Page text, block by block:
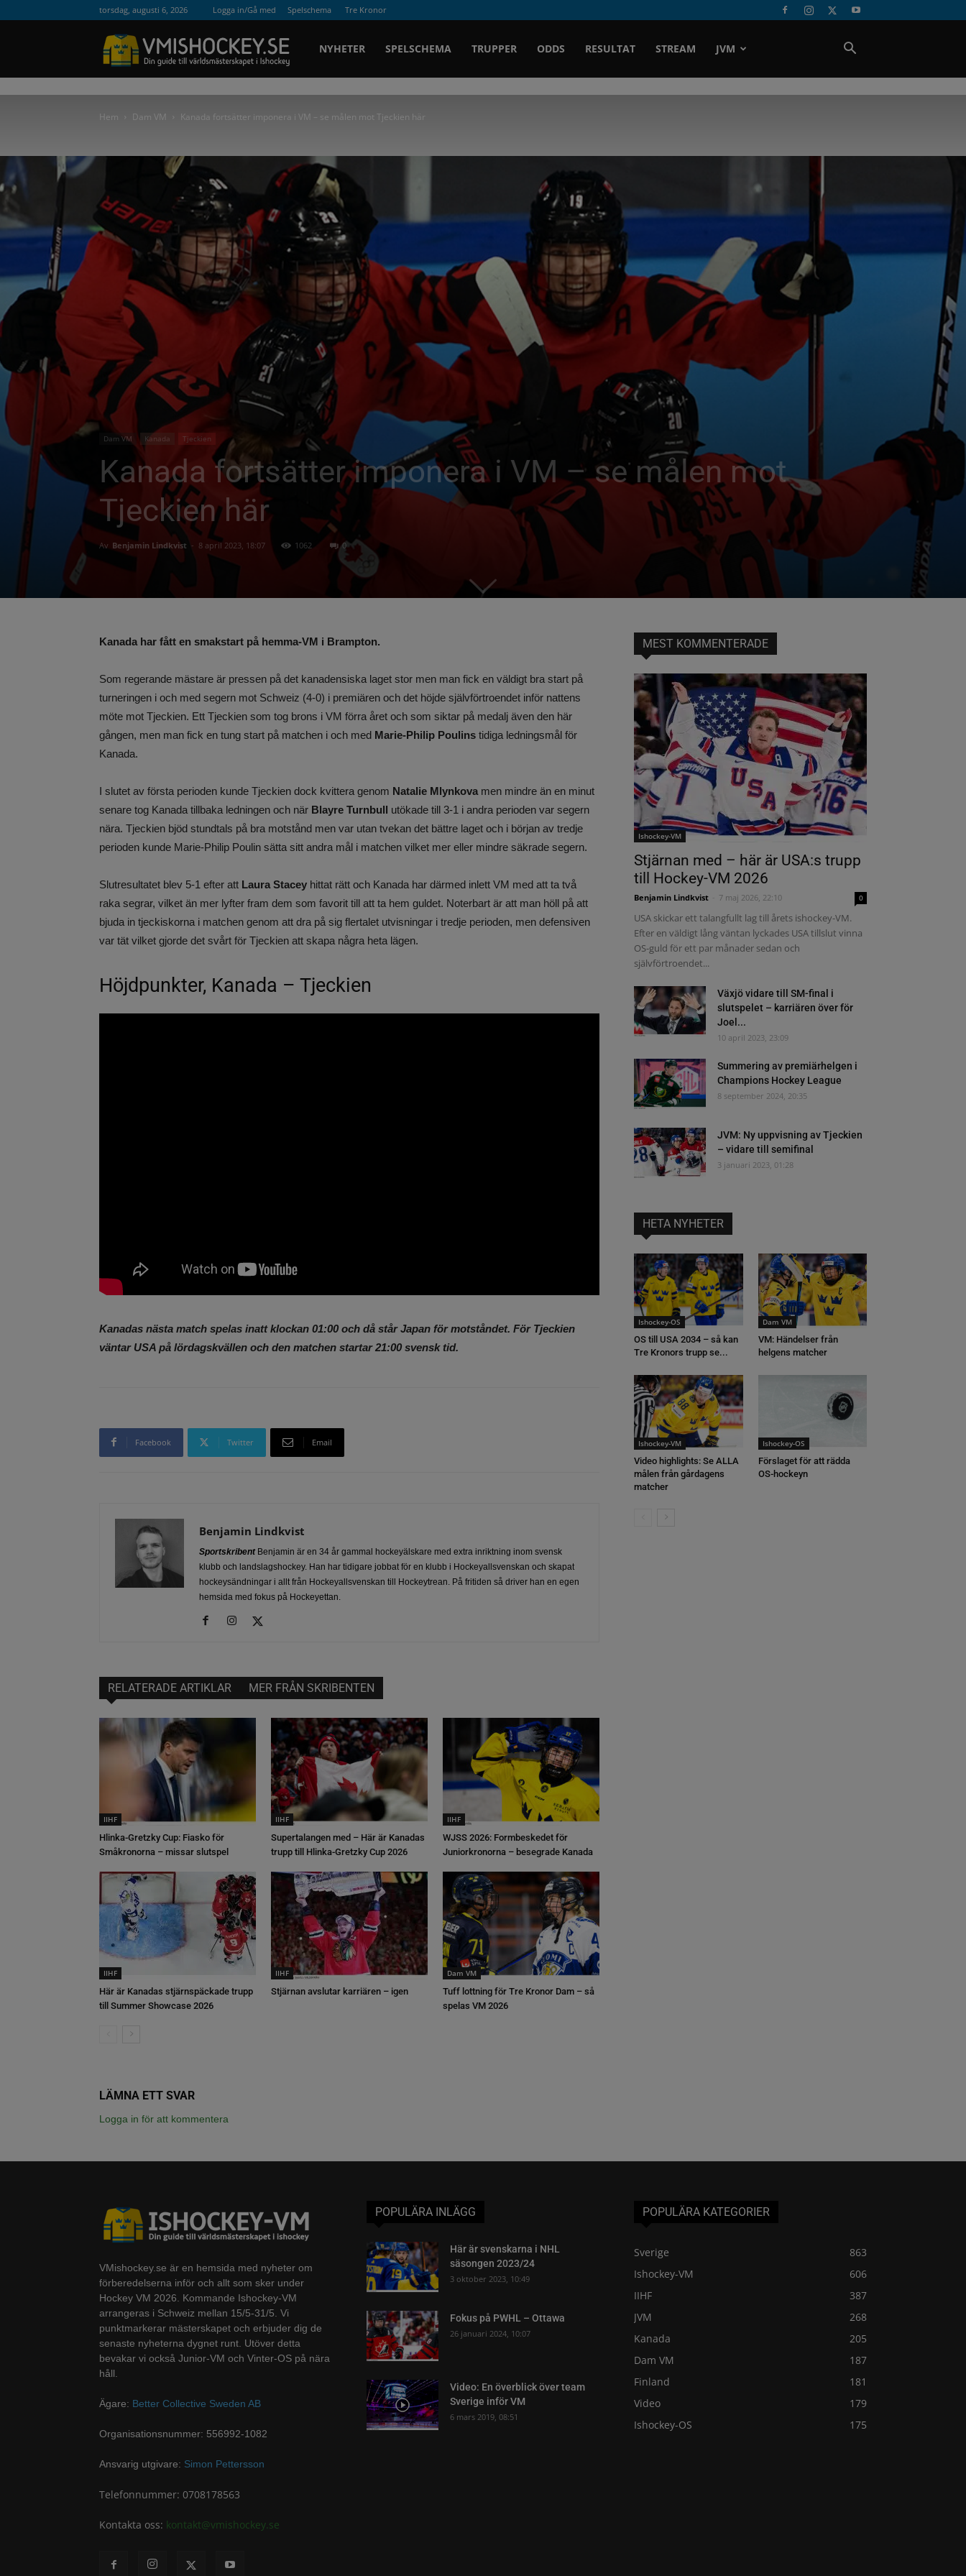
torsdag, augusti 6, 2026 Logga in/Gå med Spelschema Tre Kronor
VMIshockey.se
NYHETER SPELSCHEMA TRUPPER ODDS RESULTAT STREAM JVM
Hem Dam VM Kanada fortsätter imponera i VM – se målen mot Tjeckien här
Dam VM Kanada Tjeckien
Kanada fortsätter imponera i VM – se målen mot
Tjeckien här
Av Benjamin Lindkvist - 8 april 2023, 18:07 1062 0
Kanada har fått en smakstart på hemma-VM i Brampton.
Som regerande mästare är pressen på det kanadensiska laget stor men man fick en väldigt bra start på
turneringen i och med segern mot Schweiz (4-0) i premiären och det höjde självförtroendet inför nattens
möte mot Tjeckien. Ett Tjeckien som tog brons i VM förra året och som siktar på medalj även den här
gången, men man fick en tung start på matchen i och med Marie-Philip Poulins tidiga ledningsmål för
Kanada.
I slutet av första perioden kunde Tjeckien dock kvittera genom Natalie Mlynkova men mindre än en minut
senare tog Kanada tillbaka ledningen och när Blayre Turnbull utökade till 3-1 i andra perioden var segern
nära. Tjeckien bjöd stundtals på bra motstånd men var utan tvekan det bättre laget och i början av tredje
perioden kunde Marie-Philip Poulin sätta sitt andra mål i matchen vilket mer eller mindre säkrade segern.
Slutresultatet blev 5-1 efter att Laura Stacey hittat rätt och Kanada har därmed inlett VM med att ta två
raka segrar, vilket än mer lyfter fram dem som favorit till att ta hem guldet. Noterbart är att man höll på att
bjuda in tjeckiskorna i matchen genom att dra på sig flertalet utvisningar i tredje perioden, men defensiven
var tät vilket gjorde det svårt för Tjeckien att skapa några heta lägen.
Höjdpunkter, Kanada – Tjeckien
Kanadas nästa match spelas inatt klockan 01:00 och då står Japan för motståndet. För Tjeckien
väntar USA på lördagskvällen och den matchen startar 21:00 svensk tid.
Facebook Twitter Email
Benjamin Lindkvist
SportskribentBenjamin är en 34 år gammal hockeyälskare med extra inriktning inom svensk
klubb och landslagshockey. Han har tidigare jobbat för en klubb i Hockeyallsvenskan och skapat
hockeysändningar i allt från Hockeyallsvenskan till Hockeytrean. På fritiden så driver han en egen
hemsida med fokus på Hockeyettan.
RELATERADE ARTIKLAR MER FRÅN SKRIBENTEN
IIHF
Hlinka-Gretzky Cup: Fiasko för
Småkronorna – missar slutspel
IIHF
Supertalangen med – Här är Kanadas
trupp till Hlinka-Gretzky Cup 2026
IIHF
WJSS 2026: Formbeskedet för
Juniorkronorna – besegrade Kanada
IIHF
Här är Kanadas stjärnspäckade trupp
till Summer Showcase 2026
IIHF
Stjärnan avslutar karriären – igen
Dam VM
Tuff lottning för Tre Kronor Dam – så
spelas VM 2026
LÄMNA ETT SVAR
Logga in för att kommentera
MEST KOMMENTERADE
Ishockey-VM
Stjärnan med – här är USA:s trupp
till Hockey-VM 2026
Benjamin Lindkvist 7 maj 2026, 22:10 0
USA skickar ett talangfullt lag till årets ishockey-VM.
Efter en väldigt lång väntan lyckades USA tillslut vinna
OS-guld för ett par månader sedan och
självförtroendet...
Växjö vidare till SM-final i
slutspelet – karriären över för
Joel...
10 april 2023, 23:09
Summering av premiärhelgen i
Champions Hockey League
8 september 2024, 20:35
JVM: Ny uppvisning av Tjeckien
– vidare till semifinal
3 januari 2023, 01:28
HETA NYHETER
Ishockey-OS
OS till USA 2034 – så kan
Tre Kronors trupp se...
Dam VM
VM: Händelser från
helgens matcher
Ishockey-VM
Video highlights: Se ALLA
målen från gårdagens
matcher
Ishockey-OS
Förslaget för att rädda
OS-hockeyn
VMishockey.se är en hemsida med nyheter om
förberedelserna inför och allt som sker under
Hockey VM 2026. Kommande Ishockey-VM
arrangeras i Schweiz mellan 15/5-31/5. Vi
punktmarkerar mästerskapet och erbjuder dig de
senaste nyheterna dygnet runt. Utöver detta
bevakar vi också Junior-VM och Vinter-OS på nära
håll.
Ägare: Better Collective Sweden AB
Organisationsnummer: 556992-1082
Ansvarig utgivare: Simon Pettersson
Telefonnummer: 0708178563
Kontakta oss: kontakt@vmishockey.se
POPULÄRA INLÄGG
Här är svenskarna i NHL
säsongen 2023/24
3 oktober 2023, 10:49
Fokus på PWHL – Ottawa
26 januari 2024, 10:07
Video: En överblick över team
Sverige inför VM
6 mars 2019, 08:51
POPULÄRA KATEGORIER
Sverige
863
Ishockey-VM
606
IIHF
387
JVM
268
Kanada
205
Dam VM
187
Finland
181
Video
179
Ishockey-OS
175